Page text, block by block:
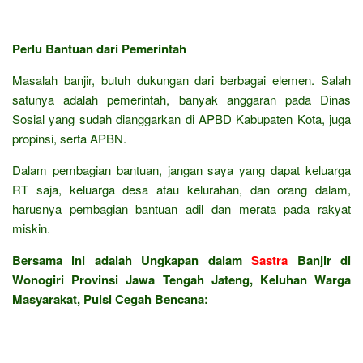
Perlu Bantuan dari Pemerintah
Masalah banjir, butuh dukungan dari berbagai elemen. Salah
satunya adalah pemerintah, banyak anggaran pada Dinas
Sosial yang sudah dianggarkan di APBD Kabupaten Kota, juga
propinsi, serta APBN.
Dalam pembagian bantuan, jangan saya yang dapat keluarga
RT saja, keluarga desa atau kelurahan, dan orang dalam,
harusnya pembagian bantuan adil dan merata pada rakyat
miskin.
Bersama ini adalah Ungkapan dalamSastra Banjir di
Wonogiri Provinsi Jawa Tengah Jateng, Keluhan Warga
Masyarakat, Puisi Cegah Bencana: